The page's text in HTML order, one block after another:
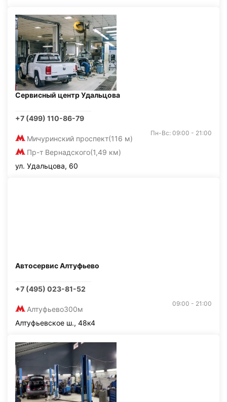
Сервисный центр Удальцова
+7 (499) 110-86-79
Мичуринский проспект(116 м)
Пр-т Вернадского(1,49 км)
Пн-Вс: 09:00 - 21:00
ул. Удальцова, 60
Автосервис Алтуфьево
+7 (495) 023-81-52
Алтуфьево300м
09:00 - 21:00
Алтуфьевское ш., 48к4